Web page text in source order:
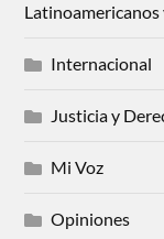
Latinoamericanos
Internacional
Justicia y
Mi Voz
Opiniones